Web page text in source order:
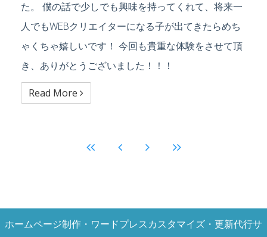
た。 僕の話で少しでも興味を持ってくれて、将来一
人でもWEBクリエイターになる子が出てきたらめち
ゃくちゃ嬉しいです！ 今回も貴重な体験をさせて頂
き、ありがとうございました！！！
Read More
ホームページ制作・ワードプレスカスタマイズ・更新代行サ